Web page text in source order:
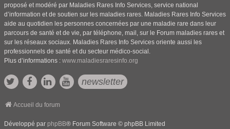
proposé et modéré par Maladies Rares Info Services, service national
d’information et de soutien sur les maladies rares. Maladies Rares Info Services
aide au quotidien les personnes concernées par une maladie rare dans leur
parcours de santé et de vie, par téléphone, mail, sur le Forum maladies rares et
sur les réseaux sociaux. Maladies Rares Info Services oriente aussi les
professionnels de santé et du secteur médico-social.
Plus d’informations : www.maladiesraresinfo.org
newsletter
Accueil du forum
Développé par phpBB® Forum Software © phpBB Limited